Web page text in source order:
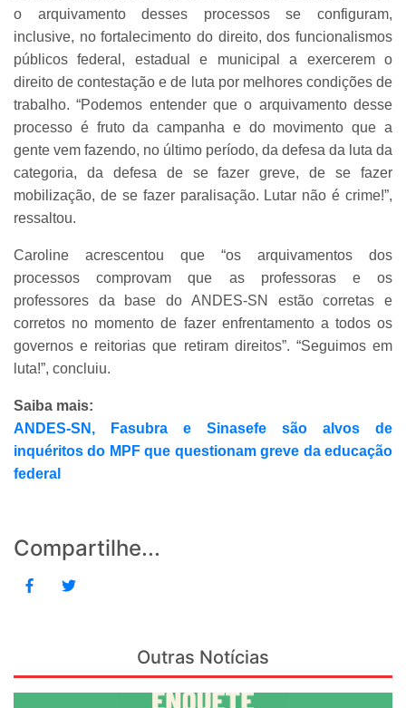
o arquivamento desses processos se configuram,
inclusive, no fortalecimento do direito, dos funcionalismos
públicos federal, estadual e municipal a exercerem o
direito de contestação e de luta por melhores condições de
trabalho. “Podemos entender que o arquivamento desse
processo é fruto da campanha e do movimento que a
gente vem fazendo, no último período, da defesa da luta da
categoria, da defesa de se fazer greve, de se fazer
mobilização, de se fazer paralisação. Lutar não é crime!”,
ressaltou.
Caroline acrescentou que “os arquivamentos dos
processos comprovam que as professoras e os
professores da base do ANDES-SN estão corretas e
corretos no momento de fazer enfrentamento a todos os
governos e reitorias que retiram direitos”. “Seguimos em
luta!”, concluiu.
Saiba mais:
ANDES-SN, Fasubra e Sinasefe são alvos de
inquéritos do MPF que questionam greve da educação
federal
Compartilhe...
Outras Notícias